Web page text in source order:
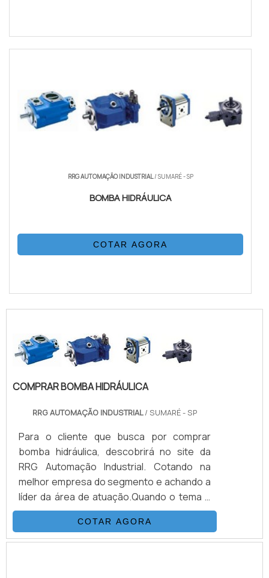
RRG AUTOMAÇÃO INDUSTRIAL/ SUMARÉ - SP
BOMBA HIDRÁULICA
COTAR AGORA
COMPRAR BOMBA HIDRÁULICA
RRG AUTOMAÇÃO INDUSTRIAL/ SUMARÉ - SP
Para o cliente que busca por comprar
bomba hidráulica, descobrirá no site da
RRG Automação Industrial. Cotando na
melhor empresa do segmento e achando a
líder da área de atuação.Quando o tema é
comprar bomba hidráulica, com os
profissionais especializados da RRG
Automação Industrial encontrará eficiência
COTAR AGORA